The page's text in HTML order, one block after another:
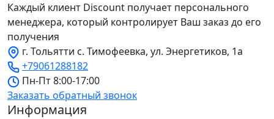
Каждый клиент Discount получает персонального
менеджера, который контролирует Ваш заказ до его
получения
г. Тольятти с. Тимофеевка, ул. Энергетиков, 1а
+79061288182
Пн-Пт 8:00-17:00
Заказать обратный звонок
Информация